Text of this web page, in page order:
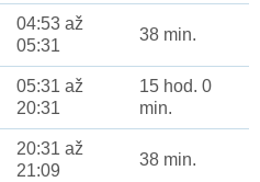
04:53 až
05:31
38 min.
05:31 až
20:31
15 hod. 0
min.
20:31 až
21:09
38 min.